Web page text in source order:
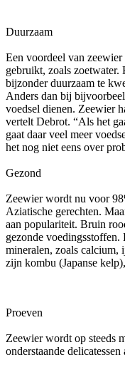
Duurzaam
Een voordeel van zeewier
gebruikt, zoals
bijzonder duurzaam te
Anders dan bij
voedsel dienen. Zeewier
vertelt Debrot. “Als het
gaat daar veel meer
het nog niet eens over
Gezond
Zeewier wordt nu voor
Aziatische gerechten.
aan populariteit. Bruin
gezonde
mineralen, zoals calcium,
zijn kombu (Japanse
Proeven
Zeewier wordt op steeds
onderstaande